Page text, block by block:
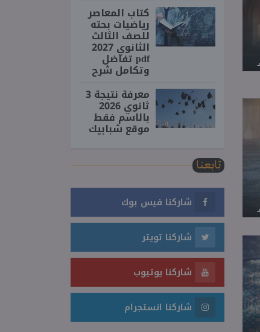
كتاب المعاصر
رياضيات بحته
للصف الثالث
الثانوي 2027
pdf تفاضل
وتكامل شرح
معرفة نتيجة 3
ثانوي 2026
بالاسم فقط
موقع شبابيك
تابعنا
شاركنا فيس بوك
شاركنا تويتر
شاركنا يوتيوب
شاركنا انستجرام